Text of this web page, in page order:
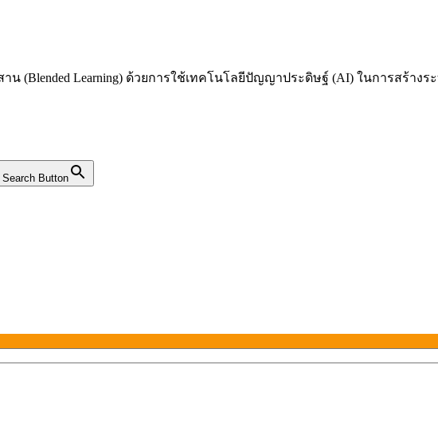
(Blended Learning) ด้วยการใช้เทคโนโลยีปัญญาประดิษฐ์ (AI) ในการสร้างร
Search Button